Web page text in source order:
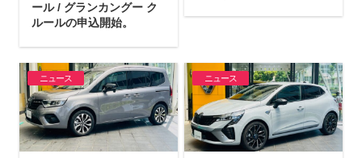
ール / グランカングー ク
ルールの申込開始。
ニュース ニュース